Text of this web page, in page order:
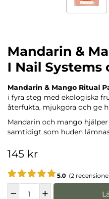
Mandarin &
I Nail Systems
Mandarin & Mango Ritual
i fyra steg med ekologiska
återfukta, mjukgöra och ge
Mandarin och mango
samtidigt som huden
145 kr
5.0 (2